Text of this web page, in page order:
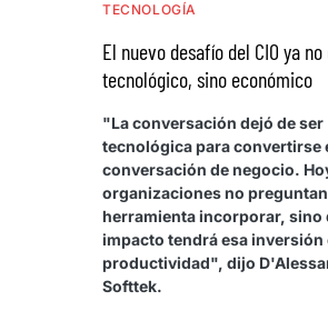
TECNOLOGÍA
El nuevo desafío del CIO ya no
tecnológico, sino económico
"La conversación dejó de ser
tecnológica para convertirse
conversación de negocio.
organizaciones no
herramienta incorporar, sino
impacto tendrá esa inversión
productividad", dijo
Softtek.